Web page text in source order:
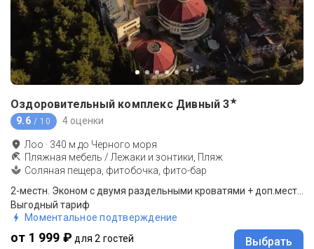
Оздоровительный комплекс Дивный 3★
9.6 / 10 4 оценки
Лоо · 340 м до Черного моря
Пляжная мебель / Лежаки и зонтики, Пляж
Соляная пещера, фитобочка, фито-бар
Выгодный тариф
Моментальное подтверждение
от 1 999 ₽ для 2 гостей Выбрать